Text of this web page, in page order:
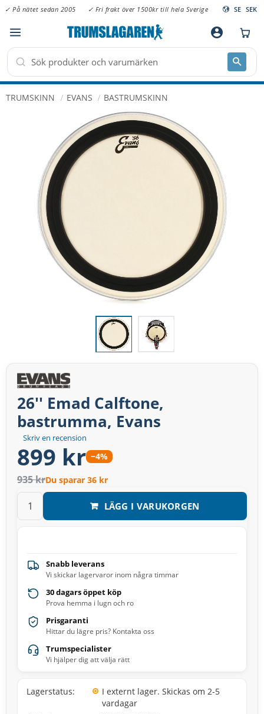
Meny
✓ På nätet sedan 2005 ✓ Fri frakt över 1500kr till hela Sverige SE SEK
account_circle
TRUMSKINN EVANS BASTRUMSKINN
Skriv en recension
26'' Emad Calftone,
bastrumma, Evans
899 kr −4%
935 krDu sparar 36 kr
LÄGG I VARUKORGEN
Snabb leverans
Vi skickar lagervaror inom några timmar
30 dagars öppet köp
Prova hemma i lugn och ro
Prisgaranti
Hittar du lägre pris? Kontakta oss
Trumspecialister
Vi hjälper dig att välja rätt
Lagerstatus
I externt lager. Skickas om 2-5
vardagar